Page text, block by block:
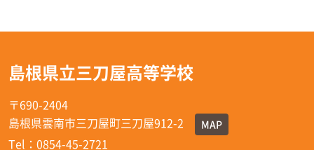
島根県立三刀屋高等学校
〒690-2404
島根県雲南市三刀屋町三刀屋912-2
MAP
Tel：0854-45-2721